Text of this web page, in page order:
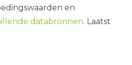
en
databronnen. Laatst